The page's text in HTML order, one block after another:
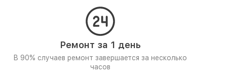
Ремонт за 1 день
В 90% случаев ремонт завершается за несколько
часов